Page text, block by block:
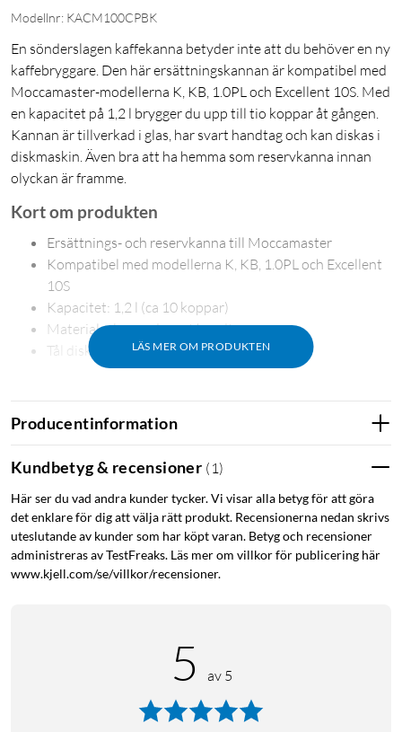
Modellnr: KACM100CPBK
En sönderslagen kaffekanna betyder inte att du behöver en ny
kaffebryggare. Den här ersättningskannan är kompatibel med
Moccamaster-modellerna K, KB, 1.0PL och Excellent 10S. Med
en kapacitet på 1,2 l brygger du upp till tio koppar åt gången.
Kannan är tillverkad i glas, har svart handtag och kan diskas i
diskmaskin. Även bra att ha hemma som reservkanna innan
olyckan är framme.
LÄS MER OM PRODUKTEN
Kort om produkten
Ersättnings- och reservkanna till Moccamaster
Kompatibel med modellerna K, KB, 1.0PL och Excellent
10S
Kapacitet: 1,2 l (ca 10 koppar)
Material: glas med svart handtag
Tål diskmaskin
Kannan passar Moccamaster-modellerna K och KB samt
1.0PL och Excellent 10S. Du slipper mäta eller anpassa – den
sitter som originalet. Även bra att ha hemma som reservkanna
Rymlig kanna som kan diskas i maskin
Kannan till Moccamaster rymmer 1,2 l vilket motsvarar
ungefär tio koppar. Glaskannan kan diskas i diskmaskin men
Kompatibilitet: Moccamaster K, KB, 1.0PL, Excellent 10S
Material: glas och plast (handtag)
Producentinformation
Kundbetyg & recensioner ( 1 )
Här ser du vad andra kunder tycker. Vi visar alla betyg för att göra
det enklare för dig att välja rätt produkt. Recensionerna nedan skrivs
uteslutande av kunder som har köpt varan. Betyg och recensioner
administreras av TestFreaks. Läs mer om villkor för publicering här
www.kjell.com/se/villkor/recensioner.
5 av 5